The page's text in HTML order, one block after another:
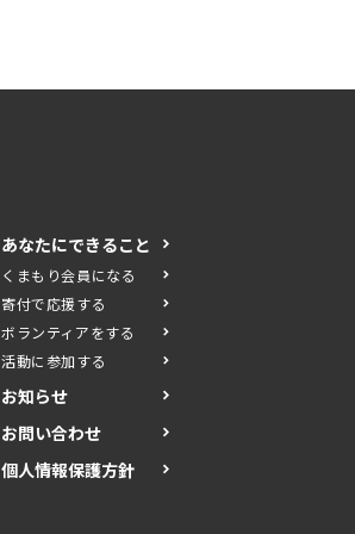
あなたにできること
くまもり会員になる
寄付で応援する
ボランティアをする
活動に参加する
お知らせ
お問い合わせ
個人情報保護方針